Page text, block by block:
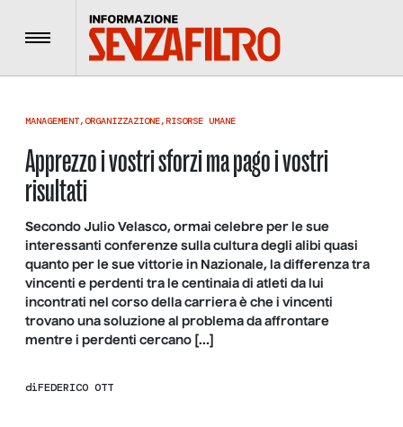
Menu
MANAGEMENT,ORGANIZZAZIONE,RISORSE UMANE
Apprezzo i vostri sforzi ma pago i vostri
risultati
Secondo Julio Velasco, ormai celebre per le sue
interessanti conferenze sulla cultura degli alibi quasi
quanto per le sue vittorie in Nazionale, la differenza tra
vincenti e perdenti tra le centinaia di atleti da lui
incontrati nel corso della carriera è che i vincenti
trovano una soluzione al problema da affrontare
mentre i perdenti cercano […]
diFEDERICO OTT